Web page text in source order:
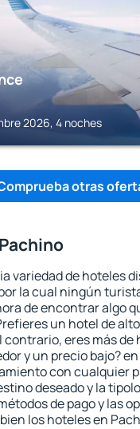
2026, 4 noches
otras
variedad de hoteles
la cual ningún
de encontrar algo
un hotel de
contrario, eres más de
y un precio bajo?
con cualquier
deseado y la
de pago y las
los hoteles en